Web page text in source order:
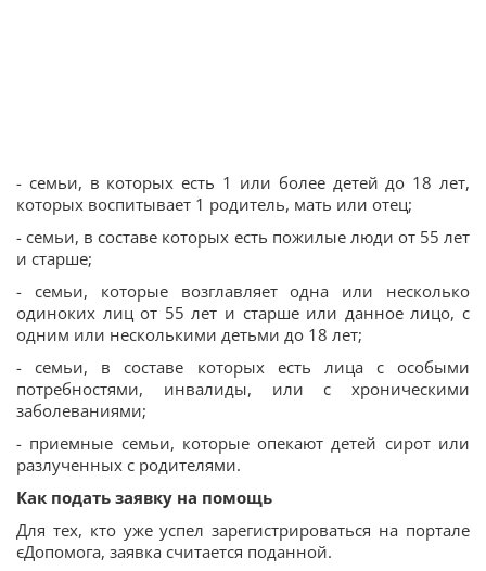
- семьи, в которых есть 1 или более детей до 18 лет,
которых воспитывает 1 родитель, мать или отец;
- семьи, в составе которых есть пожилые люди от 55 лет
и старше;
- семьи, которые возглавляет одна или несколько
одиноких лиц от 55 лет и старше или данное лицо, с
одним или несколькими детьми до 18 лет;
- семьи, в составе которых есть лица с особыми
потребностями, инвалиды, или с хроническими
заболеваниями;
- приемные семьи, которые опекают детей сирот или
разлученных с родителями.
Как подать заявку на помощь
Для тех, кто уже успел зарегистрироваться на портале
єДопомога, заявка считается поданной.